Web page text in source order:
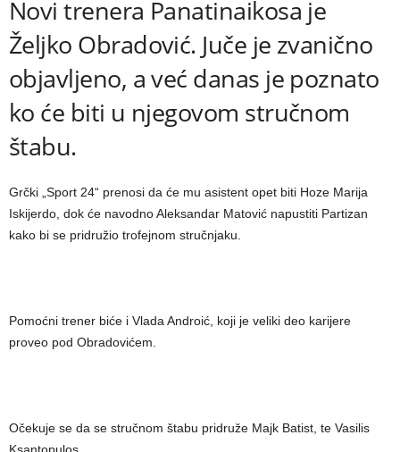
Novi trenera Panatinaikosa je
Željko Obradović. Juče je zvanično
objavljeno, a već danas je poznato
ko će biti u njegovom stručnom
štabu.
Grčki „Sport 24“ prenosi da će mu asistent opet biti Hoze Marija
Iskijerdo, dok će navodno Aleksandar Matović napustiti Partizan
kako bi se pridružio trofejnom stručnjaku.
Pomoćni trener biće i Vlada Androić, koji je veliki deo karijere
proveo pod Obradovićem.
Očekuje se da se stručnom štabu pridruže Majk Batist, te Vasilis